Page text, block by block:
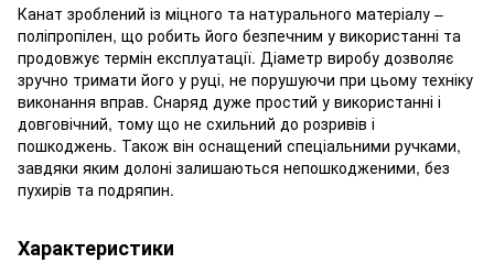
Канат зроблений із міцного та натурального матеріалу –
поліпропілен, що робить його безпечним у використанні та
продовжує термін експлуатації. Діаметр виробу дозволяє
зручно тримати його у руці, не порушуючи при цьому техніку
виконання вправ. Снаряд дуже простий у використанні і
довговічний, тому що не схильний до розривів і
пошкоджень. Також він оснащений спеціальними ручками,
завдяки яким долоні залишаються непошкодженими, без
пухирів та подряпин.
Характеристики